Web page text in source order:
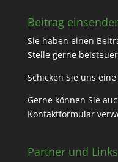
Beitrag
Sie haben einen
Stelle gerne
Schicken Sie uns eine
Gerne können Sie
Kontaktformular
Partner und Links